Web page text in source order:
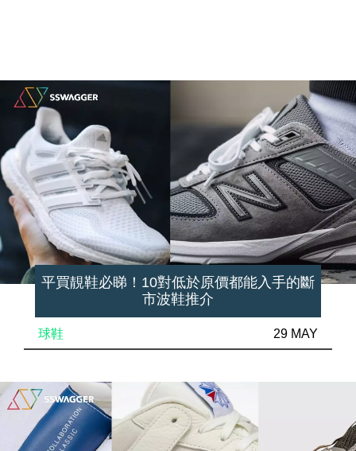
平買靚鞋必睇！10對低於原價都能入手的斷
市波鞋推介
球鞋 29 MAY